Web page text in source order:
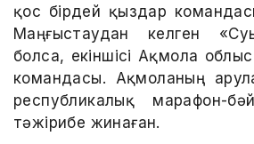
қос бірдей қыздар
Маңғыстаудан келген
болса, екіншісі Ақмола
командасы. Ақмоланың
республикалық марафон-
тәжірибе жинаған.